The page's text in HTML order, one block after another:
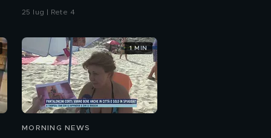
25 lug | Rete 4
MORNING NEWS
1 MIN